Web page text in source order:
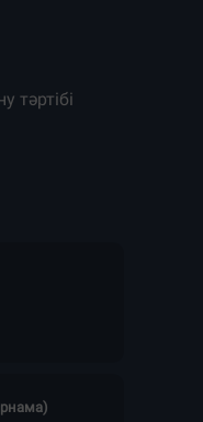
тәртібі